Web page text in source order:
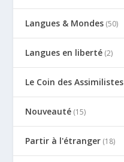
Langues & Mondes (50)
Langues en liberté (2)
Le Coin des Assimilistes
Nouveauté (15)
Partir à l'étranger (18)